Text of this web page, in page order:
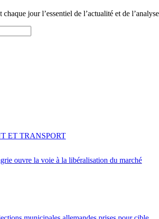
jour l’essentiel de l’actualité et de
ouvre la voie à la libéralisation du marché
ET TRANSPORT